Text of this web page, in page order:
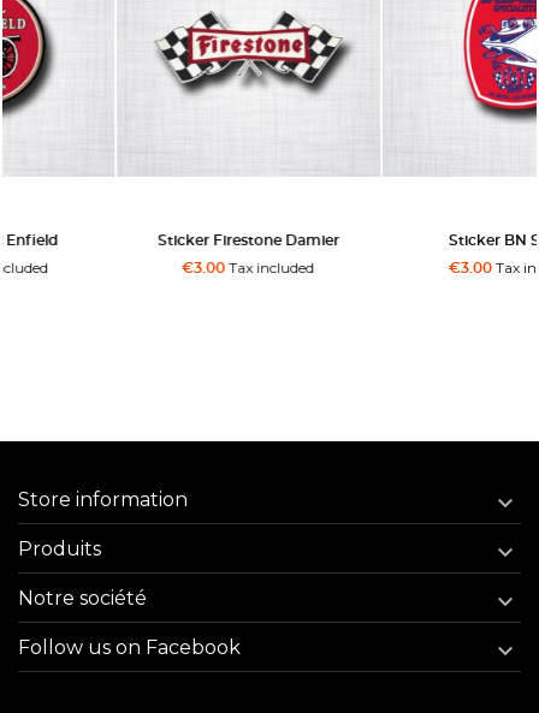
Sticker Firestone Damier
Tax included
Sticker BN Supply
Tax included
Store information 
Produits 
Notre société 
Follow us on Facebook 